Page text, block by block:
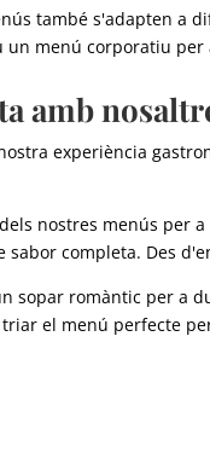
també s'adapten a
un menú corporatiu
amb
experiència
nostres menús per
sabor completa. Des
sopar romàntic per a
el menú perfecte